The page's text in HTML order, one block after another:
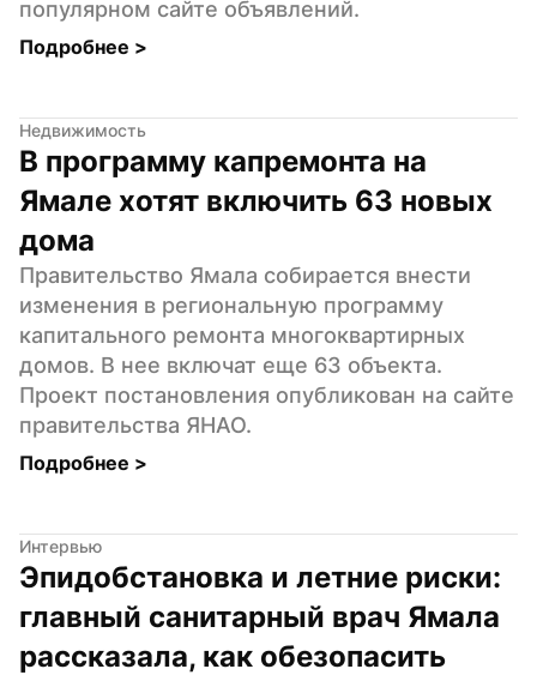
популярном сайте объявлений.
Подробнее >
Недвижимость
В программу капремонта на
Ямале хотят включить 63 новых
дома
Правительство Ямала собирается внести
изменения в региональную программу
капитального ремонта многоквартирных
домов. В нее включат еще 63 объекта.
Проект постановления опубликован на сайте
правительства ЯНАО.
Подробнее >
Интервью
Эпидобстановка и летние риски:
главный санитарный врач Ямала
рассказала, как обезопасить